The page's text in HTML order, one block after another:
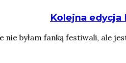
Kolejna edycja
byłam fanką festiwali, ale